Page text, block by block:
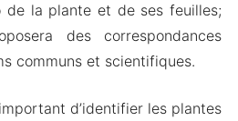
de la plante et de ses feuilles;
des correspondances
communs et scientifiques.
d’identifier les plantes